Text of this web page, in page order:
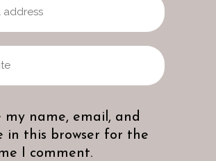
my name, email, and
in this browser for the
I comment.